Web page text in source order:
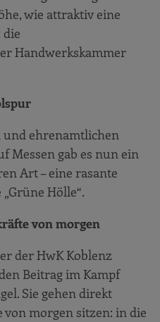
wie attraktiv eine
Handwerkskammer
ehrenamtlichen
Messen gab es nun ein
Art – eine rasante
Hölle“.
von morgen
der HwK Koblenz
Beitrag im Kampf
Sie gehen direkt
morgen sitzen: in die